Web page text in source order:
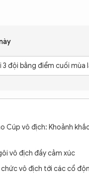
đội bằng điểm cuối mùa
Cúp vô địch: Khoảnh
vô địch đầy cảm xúc
chức vô địch tới các cổ